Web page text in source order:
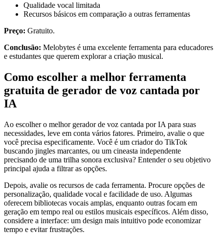
Qualidade vocal limitada
Recursos básicos em comparação a outras ferramentas
Preço: Gratuito.
Conclusão: Melobytes é uma excelente ferramenta para educadores
e estudantes que querem explorar a criação musical.
Como escolher a melhor ferramenta
gratuita de gerador de voz cantada por
IA
Ao escolher o melhor gerador de voz cantada por IA para suas
necessidades, leve em conta vários fatores. Primeiro, avalie o que
você precisa especificamente. Você é um criador do TikTok
buscando jingles marcantes, ou um cineasta independente
precisando de uma trilha sonora exclusiva? Entender o seu objetivo
principal ajuda a filtrar as opções.
Depois, avalie os recursos de cada ferramenta. Procure opções de
personalização, qualidade vocal e facilidade de uso. Algumas
oferecem bibliotecas vocais amplas, enquanto outras focam em
geração em tempo real ou estilos musicais específicos. Além disso,
considere a interface: um design mais intuitivo pode economizar
tempo e evitar frustrações.